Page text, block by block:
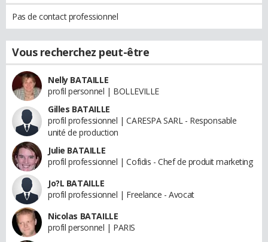
Pas de contact professionnel
Vous recherchez peut-être
Nelly BATAILLE
profil personnel | BOLLEVILLE
Gilles BATAILLE
profil professionnel | CARESPA SARL - Responsable
unité de production
Julie BATAILLE
profil professionnel | Cofidis - Chef de produit marketing
Jo?L BATAILLE
profil professionnel | Freelance - Avocat
Nicolas BATAILLE
profil personnel | PARIS